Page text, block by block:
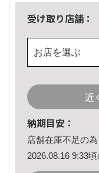
受け取り店舗：
お店を選ぶ
近
納期目安：
店舗在庫不足の
2026.08.16 9:33